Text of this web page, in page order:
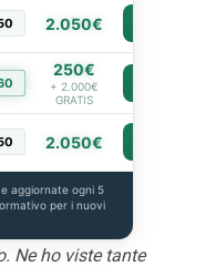
2.050€
250€
+ 2.000€
GRATIS
2.050€
e aggiornate ogni 5
per i nuovi
Ne ho viste tante